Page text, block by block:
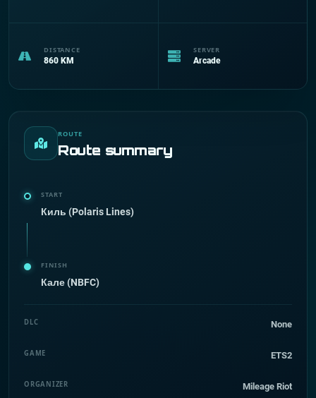
DISTANCE
860 KM
SERVER
Arcade
ROUTE
Route summary
START
Киль (Polaris Lines)
FINISH
Кале (NBFC)
DLC None
GAME ETS2
ORGANIZER Mileage Riot